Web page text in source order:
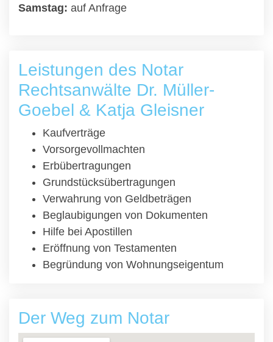
Samstag: auf Anfrage
Leistungen des Notar
Rechtsanwälte Dr. Müller-
Goebel & Katja Gleisner
Kaufverträge
Vorsorgevollmachten
Erbübertragungen
Grundstücksübertragungen
Verwahrung von Geldbeträgen
Beglaubigungen von Dokumenten
Hilfe bei Apostillen
Eröffnung von Testamenten
Begründung von Wohnungseigentum
Der Weg zum Notar